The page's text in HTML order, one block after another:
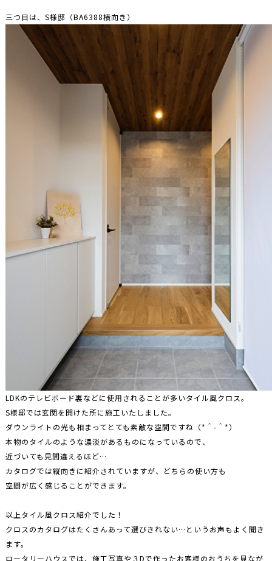
三つ目は、S様邸（BA6388横向き）
LDKのテレビボード裏などに使用されることが多いタイル風クロス。
S様邸では玄関を開けた所に施工いたしました。
ダウンライトの光も相まってとても素敵な空間ですね（*＾-＾*）
本物のタイルのような濃淡があるものになっているので、
近づいても見間違えるほど…
カタログでは縦向きに紹介されていますが、どちらの使い方も
空間が広く感じることができます。
以上タイル風クロス紹介でした！
クロスのカタログはたくさんあって選びきれない…というお声もよく聞き
ます。
ロータリーハウスでは、施工写真や３Dで作ったお客様のおうちを見なが